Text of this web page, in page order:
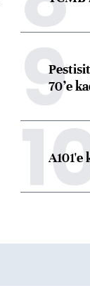
9
70’e